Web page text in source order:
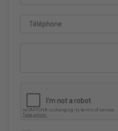
Téléphone